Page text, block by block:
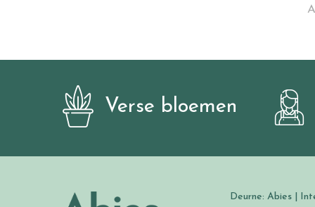
Verse bloemen
Deurne: Abies |